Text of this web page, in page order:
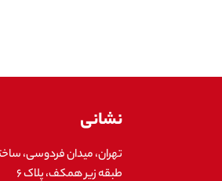
نشانی
تهران، میدان فردوسی،
طبقه زیر همکف، پلاک ۶